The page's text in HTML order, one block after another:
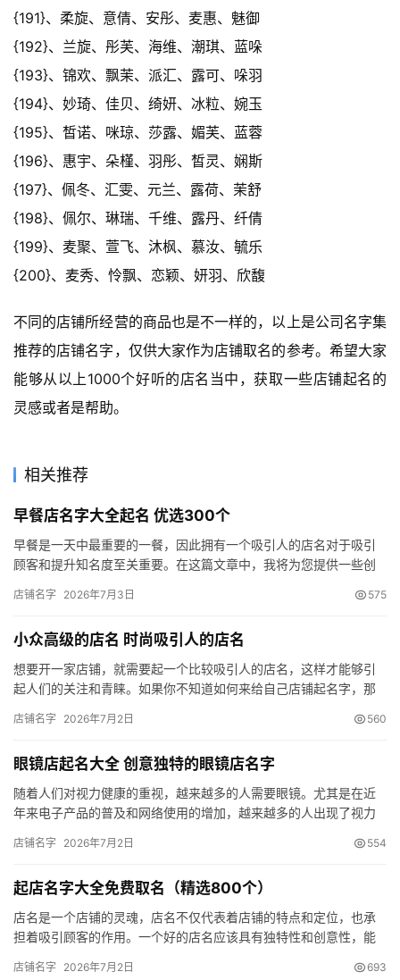
{191}、柔旋、意倩、安彤、麦惠、魅御
{192}、兰旋、彤芙、海维、潮琪、蓝哚
{193}、锦欢、飘茉、派汇、露可、哚羽
{194}、妙琦、佳贝、绮妍、冰粒、婉玉
{195}、皙诺、咪琼、莎露、媚芙、蓝蓉
{196}、惠宇、朵槿、羽彤、皙灵、娴斯
{197}、佩冬、汇雯、元兰、露荷、茉舒
{198}、佩尔、琳瑞、千维、露丹、纤倩
{199}、麦聚、萱飞、沐枫、慕汝、毓乐
{200}、麦秀、怜飘、恋颖、妍羽、欣馥
不同的店铺所经营的商品也是不一样的，以上是公司名字集
推荐的店铺名字，仅供大家作为店铺取名的参考。希望大家
能够从以上1000个好听的店名当中，获取一些店铺起名的
灵感或者是帮助。
相关推荐
早餐店名字大全起名 优选300个
早餐是一天中最重要的一餐，因此拥有一个吸引人的店名对于吸引
顾客和提升知名度至关重要。在这篇文章中，我将为您提供一些创
名一…
店铺名字 2026年7月3日 575
小众高级的店名 时尚吸引人的店名
想要开一家店铺，就需要起一个比较吸引人的店名，这样才能够引
起人们的关注和青睐。如果你不知道如何来给自己店铺起名字，那
尚、招财…
店铺名字 2026年7月2日 560
眼镜店起名大全 创意独特的眼镜店名字
随着人们对视力健康的重视，越来越多的人需要眼镜。尤其是在近
年来电子产品的普及和网络使用的增加，越来越多的人出现了视力
对较大…
店铺名字 2026年7月2日 554
起店名字大全免费取名（精选800个）
店名是一个店铺的灵魂，店名不仅代表着店铺的特点和定位，也承
担着吸引顾客的作用。一个好的店名应该具有独特性和创意性，能
店铺取…
店铺名字 2026年7月2日 693